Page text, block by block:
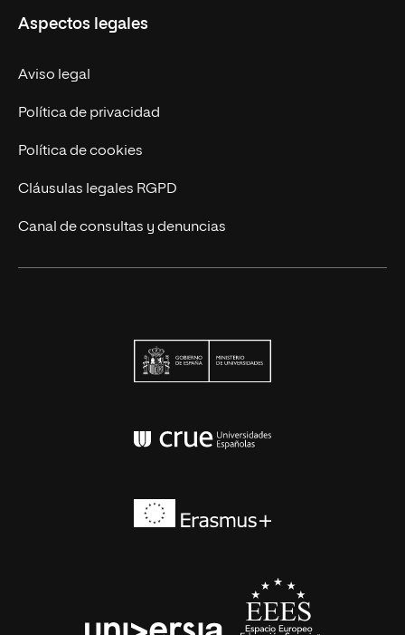
Trabaja en UNIR
Actualidad UNIR
Contáctanos
Aspectos legales
Aviso legal
Política de privacidad
Política de cookies
Cláusulas legales RGPD
Canal de consultas y denuncias